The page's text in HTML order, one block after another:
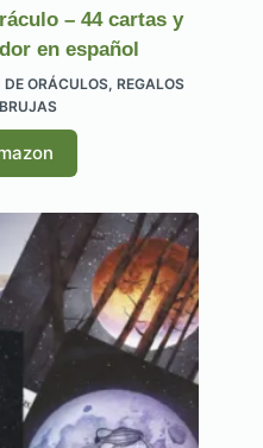
– 44 cartas y
en español
DE ORÁCULOS,REGALOS